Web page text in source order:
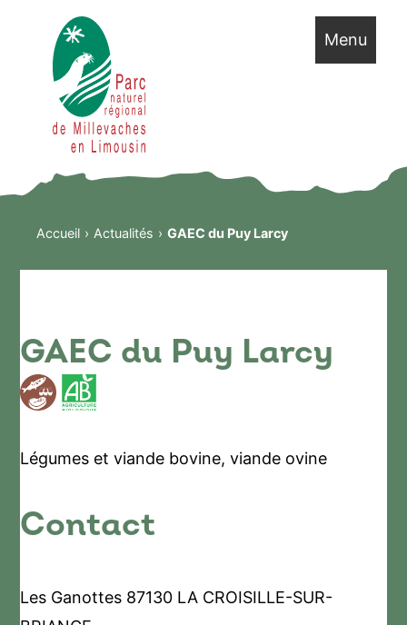
Menu
Accueil Actualités GAEC du Puy Larcy
GAEC du Puy Larcy
Légumes et viande bovine, viande ovine
Contact
Les Ganottes 87130 LA CROISILLE-SUR-